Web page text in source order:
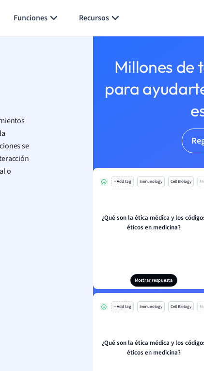
Funciones Recursos
se
o
Millones de
para
+ Add tag Immunology Cell Biology
¿Qué son la ética médica y los
éticos en medicina?
Mostrar respuesta
+ Add tag Immunology Cell Biology
¿Qué son la ética médica y los
éticos en medicina?